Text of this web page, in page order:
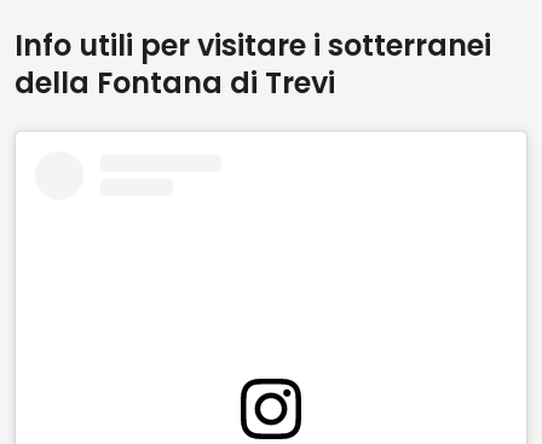
Info utili per visitare i sotterranei
della Fontana di Trevi